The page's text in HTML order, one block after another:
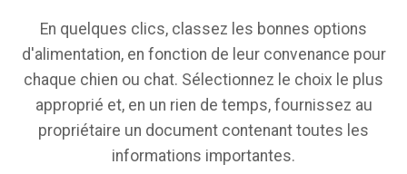
En quelques clics, classez les bonnes options
d'alimentation, en fonction de leur convenance pour
chaque chien ou chat. Sélectionnez le choix le plus
approprié et, en un rien de temps, fournissez au
propriétaire un document contenant toutes les
informations importantes.